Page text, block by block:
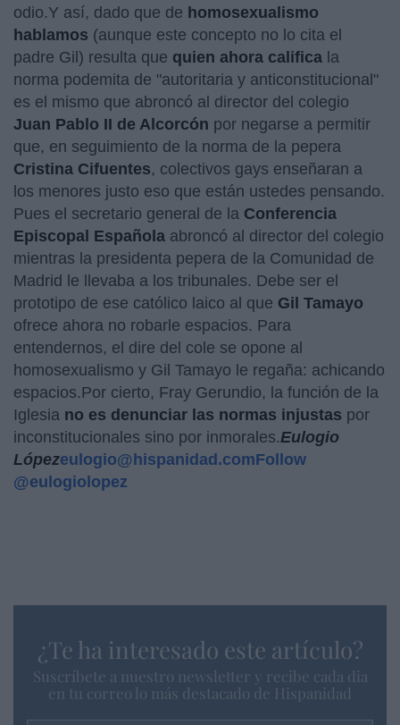
odio.Y así, dado que de homosexualismo
hablamos (aunque este concepto no lo cita el
padre Gil) resulta que quien ahora califica la
norma podemita de "autoritaria y anticonstitucional"
es el mismo que abroncó al director del colegio
Juan Pablo II de Alcorcón por negarse a permitir
que, en seguimiento de la norma de la pepera
Cristina Cifuentes, colectivos gays enseñaran a
los menores justo eso que están ustedes pensando.
Pues el secretario general de la Conferencia
Episcopal Española abroncó al director del colegio
mientras la presidenta pepera de la Comunidad de
Madrid le llevaba a los tribunales. Debe ser el
prototipo de ese católico laico al que Gil Tamayo
ofrece ahora no robarle espacios. Para
entendernos, el dire del cole se opone al
homosexualismo y Gil Tamayo le regaña: achicando
espacios.Por cierto, Fray Gerundio, la función de la
Iglesia no es denunciar las normas injustas por
inconstitucionales sino por inmorales.Eulogio
Lópezeulogio@hispanidad.comFollow
@eulogiolopez
¿Te ha interesado este artículo?
Suscríbete a nuestro newsletter y recibe cada dia
en tu correo lo más destacado de Hispanidad